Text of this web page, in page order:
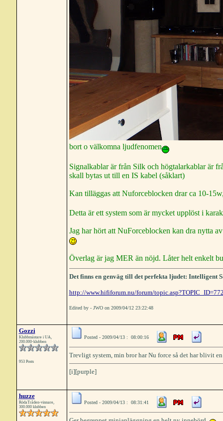
bort o välkomna ljudfenomen
Signalkablar är från Silk och högtalarkablar är
skall bytas ut till en IS kabel (såklart)
Kan tilläggas att Nuforceblocken drar ca 10-
Detta är ett system som är mycket upplöst i
Jag har hört att NuForceblocken kan dra nytta
Överlag är jag MER än nöjd. Låter helt enkelt
Det finns en genväg till det perfekta ljudet: Intelligent
http://www.hififorum.nu/forum/
Edited by - JWO on 2009/04/12 23:22:48
Gozzi
Klubbmästare i UA,
200.000-klubben
953 Posts
Posted - 2009/04/13 : 08:00:16
Trevligt system, min bror har Nu force så det har blivit
[i][purple]
huzze
RödaTråden-vinnare,
300.000 klubben
Posted - 2009/04/13 : 08:31:41